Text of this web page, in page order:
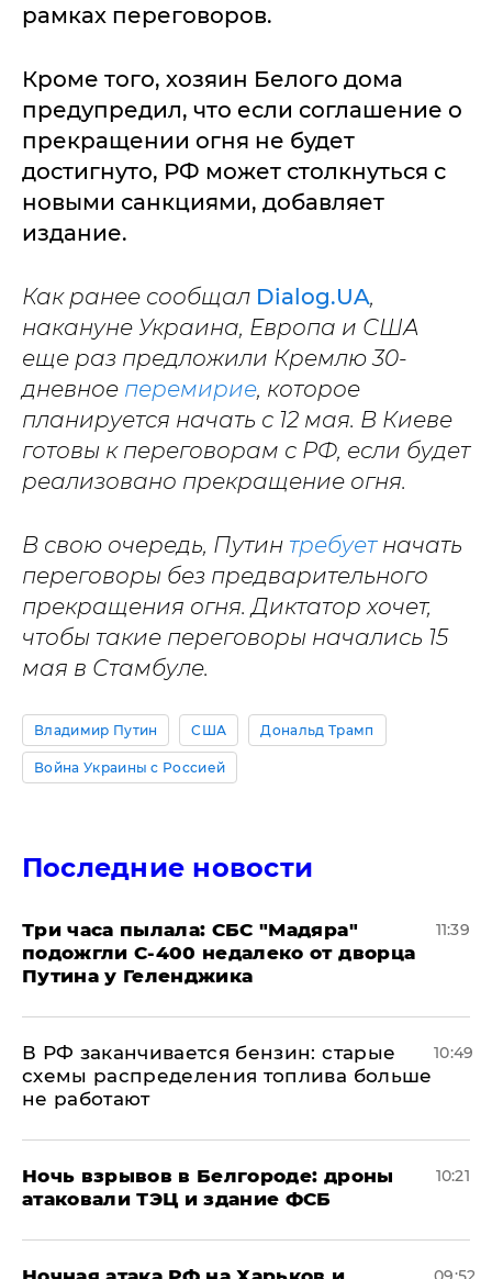
рамках переговоров.
Кроме того, хозяин Белого дома
предупредил, что если соглашение о
прекращении огня не будет
достигнуто, РФ может столкнуться с
новыми санкциями, добавляет
издание.
Как ранее сообщал Dialog.UA,
накануне Украина, Европа и США
еще раз предложили Кремлю 30-
дневное перемирие, которое
планируется начать с 12 мая. В Киеве
готовы к переговорам с РФ, если будет
реализовано прекращение огня.
В свою очередь, Путин требуетначать
переговоры без предварительного
прекращения огня. Диктатор хочет,
чтобы такие переговоры начались 15
мая в Стамбуле.
Владимир Путин США Дональд Трамп
Война Украины с Россией
Последние новости
Три часа пылала: СБС "Мадяра"
подожгли С-400 недалеко от дворца
Путина у Геленджика
11:39
​В РФ заканчивается бензин: старые
схемы распределения топлива больше
не работают
10:49
​Ночь взрывов в Белгороде: дроны
атаковали ТЭЦ и здание ФСБ
10:21